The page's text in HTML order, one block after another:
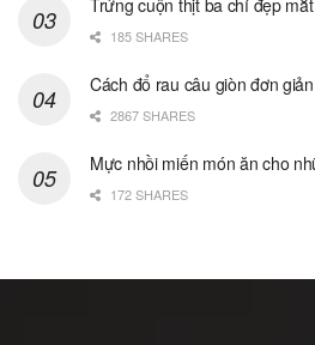
Trứng cuộn thịt ba chỉ đẹp
185 SHARES
Cách đổ rau câu giòn đơn
2867 SHARES
Mực nhồi miến món ăn cho
172 SHARES